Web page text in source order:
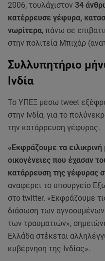
2006, τουλάχιστον 34
κατέρρευσε γέφυρα,
νωρίτερα, πάνω σε
στην πολιτεία Μπιχάρ
Συλλυπητήριο
Ινδία
Το ΥΠΕΞ μέσω tweet
στην Ινδία, για το
την κατάρρευση γέφυρας.
«Εκφράζουμε τα
οικογένειες που έχασαν
κατάρρευση της γέφυρας
αναφέρει το υπουργείο
στο twitter. «Εκφράζουμε
διάσωση των
των τραυματιών»,
Ελλάδα στέκεται
κυβέρνηση της Ινδίας».